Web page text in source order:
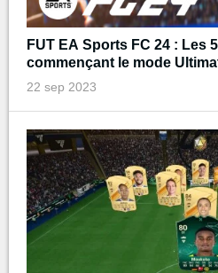
FUT EA Sports FC 24 : Les
commençant le mode
22 sep 2023